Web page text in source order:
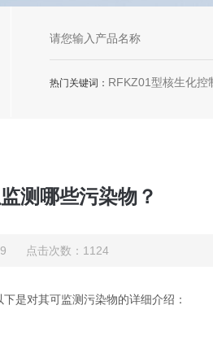
热门关键词： RFKZ01型核生化控制中心，RFDG01型口部毒剂报警器，RFDC01型毒
测哪些污染物？
点击次数：1124
是对其可监测污染物的详细介绍：